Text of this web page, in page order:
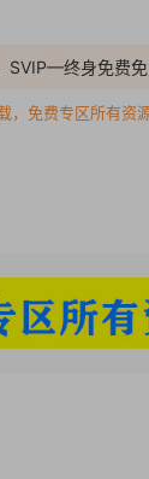
SVIP—终身免费
，免费专区所有资